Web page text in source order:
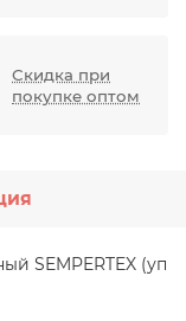
Скидка при
покупке оптом
SEMPERTEX (уп